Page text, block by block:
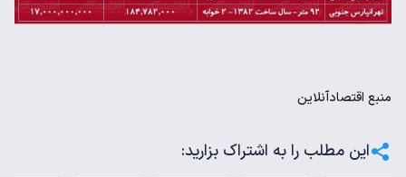
منبع اقتصادآنلاین
این مطلب را به اشتراک بزارید: